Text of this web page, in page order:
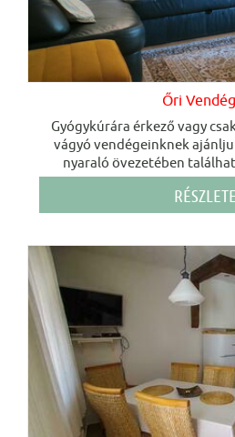
Őri
Gyógykúrára érkező vagy
vágyó vendégeinknek
nyaraló övezetében